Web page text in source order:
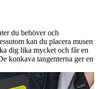
du behöver och
kan du placera musen
dig lika mycket och får en
konkava tangenterna ger en